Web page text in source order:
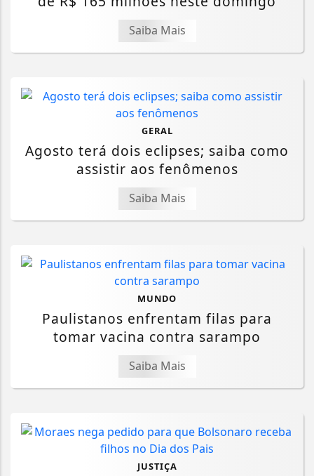
Saiba Mais
GERAL
Agosto terá dois eclipses; saiba como
assistir aos fenômenos
Saiba Mais
MUNDO
Paulistanos enfrentam filas para
tomar vacina contra sarampo
Saiba Mais
JUSTIÇA